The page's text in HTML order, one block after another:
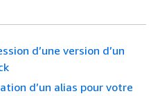
d’une version d’un
d’un alias pour votre